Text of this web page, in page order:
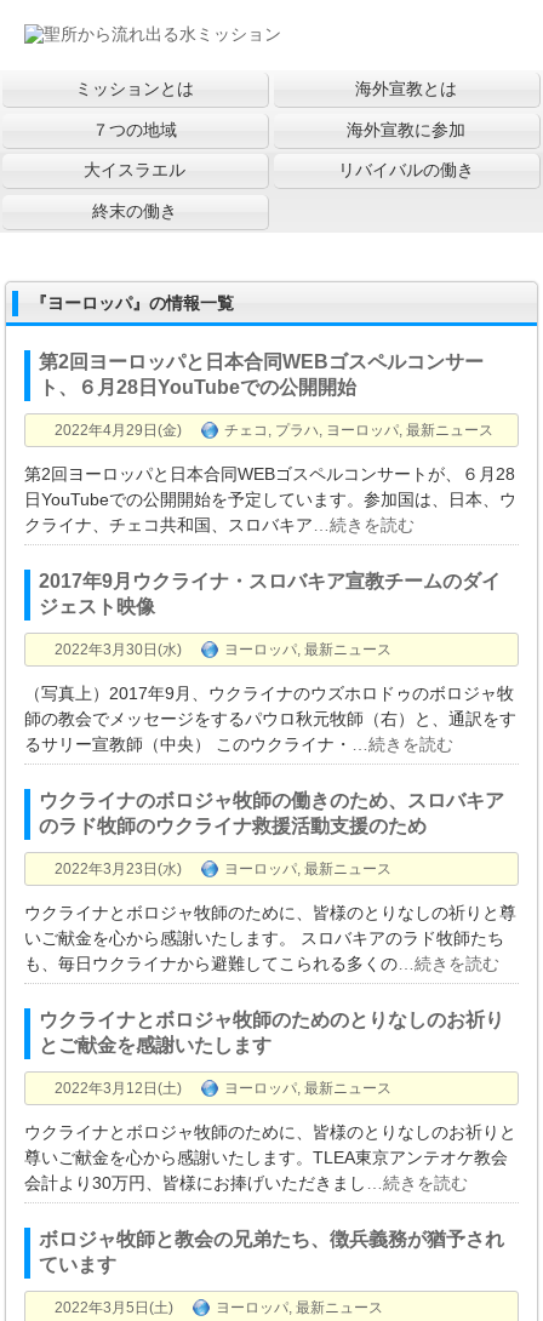
ミッションとは 海外宣教とは
７つの地域 海外宣教に参加
大イスラエル リバイバルの働き
終末の働き
『ヨーロッパ』の情報一覧
第2回ヨーロッパと日本合同WEBゴスペルコンサー
ト、６月28日YouTubeでの公開開始
2022年4月29日(金) チェコ , プラハ, ヨーロッパ,最新ニュース
第2回ヨーロッパと日本合同WEBゴスペルコンサートが、６月28
日YouTubeでの公開開始を予定しています。参加国は、日本、ウ
クライナ、チェコ共和国、スロバキア …続きを読む
2017年9月ウクライナ・スロバキア宣教チームのダイ
ジェスト映像
2022年3月30日(水) ヨーロッパ,最新ニュース
（写真上）2017年9月、ウクライナのウズホロドゥのボロジャ牧
師の教会でメッセージをするパウロ秋元牧師（右）と、通訳をす
るサリー宣教師（中央） このウクライナ・
…続きを読む
ウクライナのボロジャ牧師の働きのため、スロバキア
のラド牧師のウクライナ救援活動支援のため
2022年3月23日(水) ヨーロッパ,最新ニュース
ウクライナとボロジャ牧師のために、皆様のとりなしの祈りと尊
いご献金を心から感謝いたします。 スロバキアのラド牧師たち
も、毎日ウクライナから避難してこられる多くの …続きを読む
ウクライナとボロジャ牧師のためのとりなしのお祈り
とご献金を感謝いたします
2022年3月12日(土) ヨーロッパ,最新ニュース
ウクライナとボロジャ牧師のために、皆様のとりなしのお祈りと
尊いご献金を心から感謝いたします。TLEA東京アンテオケ教会
会計より30万円、皆様にお捧げいただきまし
…続きを読む
ボロジャ牧師と教会の兄弟たち、徴兵義務が猶予され
ています
2022年3月5日(土) ヨーロッパ,最新ニュース